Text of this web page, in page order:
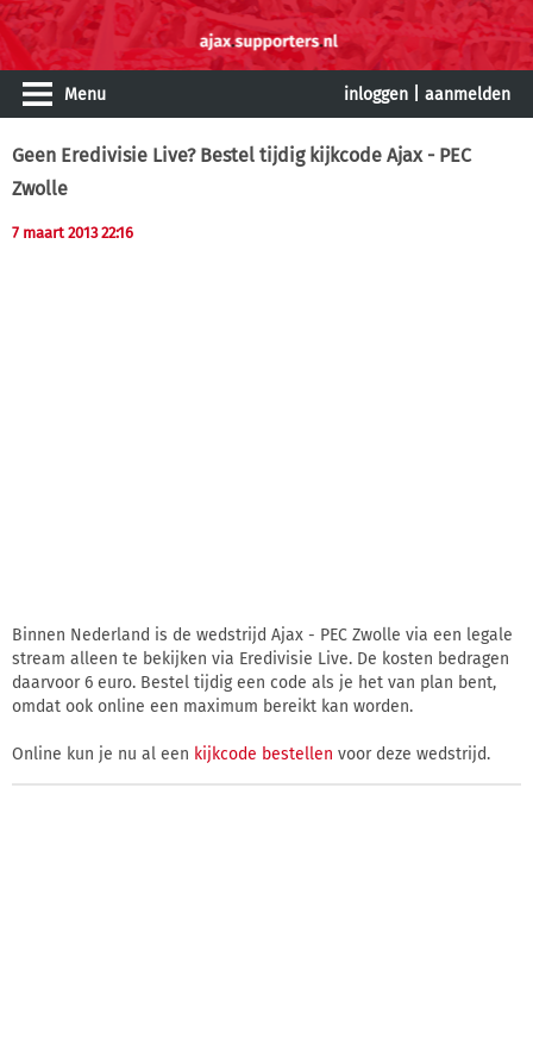
Menu inloggen aanmelden
Geen Eredivisie Live? Bestel tijdig kijkcode Ajax - PEC
Zwolle
7 maart 2013 22:16
Binnen Nederland is de wedstrijd Ajax - PEC Zwolle via een legale
stream alleen te bekijken via Eredivisie Live. De kosten bedragen
daarvoor 6 euro. Bestel tijdig een code als je het van plan bent,
omdat ook online een maximum bereikt kan worden.
Online kun je nu al een kijkcode bestellen voor deze wedstrijd.